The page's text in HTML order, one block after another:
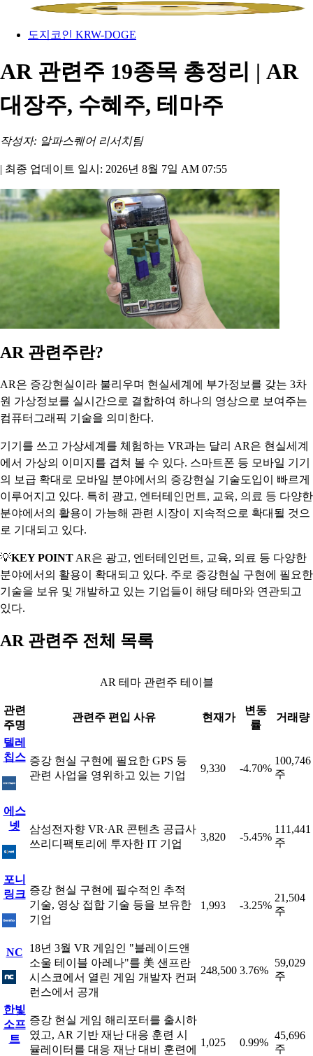
도지코인 KRW-DOGE
AR 관련주 19종목 총정리 | AR
대장주, 수혜주, 테마주
작성자: 알파스퀘어 리서치팀
| 최종 업데이트 일시: 2026년 8월 7일 AM 07:55
AR 관련주란?
AR은 증강현실이라 불리우며 현실세계에 부가정보를 갖는 3차
원 가상정보를 실시간으로 결합하여 하나의 영상으로 보여주는
컴퓨터그래픽 기술을 의미한다.
기기를 쓰고 가상세계를 체험하는 VR과는 달리 AR은 현실세계
에서 가상의 이미지를 겹쳐 볼 수 있다. 스마트폰 등 모바일 기기
의 보급 확대로 모바일 분야에서의 증강현실 기술도입이 빠르게
이루어지고 있다. 특히 광고, 엔터테인먼트, 교육, 의료 등 다양한
분야에서의 활용이 가능해 관련 시장이 지속적으로 확대될 것으
로 기대되고 있다.
💡KEY POINT AR은 광고, 엔터테인먼트, 교육, 의료 등 다양한
분야에서의 활용이 확대되고 있다. 주로 증강현실 구현에 필요한
기술을 보유 및 개발하고 있는 기업들이 해당 테마와 연관되고
있다.
AR 관련주 전체 목록
AR 테마 관련주 테이블
관련
주명
관련주 편입 사유 현재가
변동
률
거래량
텔레
칩스 증강 현실 구현에 필요한 GPS 등
관련 사업을 영위하고 있는 기업
9,330 -4.70%
100,746
주
에스
넷
삼성전자향 VR·AR 콘텐츠 공급사
쓰리디팩토리에 투자한 IT 기업
3,820 -5.45%
111,441
주
포니
링크 증강 현실 구현에 필수적인 추적
기술, 영상 접합 기술 등을 보유한
기업
1,993 -3.25%
21,504
주
NC
18년 3월 VR 게임인 "블레이드앤
소울 테이블 아레나"를 美 샌프란
시스코에서 열린 게임 개발자 컨퍼
런스에서 공개
248,500 3.76%
59,029
주
한빛
소프
트
증강 현실 게임 해리포터를 출시하
였고, AR 기반 재난 대응 훈련 시
뮬레이터를 대응 재난 대비 훈련에
1,025 0.99%
45,696
주